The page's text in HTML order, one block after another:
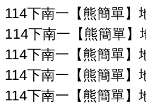
114下南一【熊簡單】
114下南一【熊簡單】
114下南一【熊簡單】
114下南一【熊簡單】
114下南一【熊簡單】